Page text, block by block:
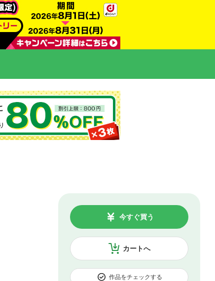
カートへ
今すぐ買う
作品をチェックする